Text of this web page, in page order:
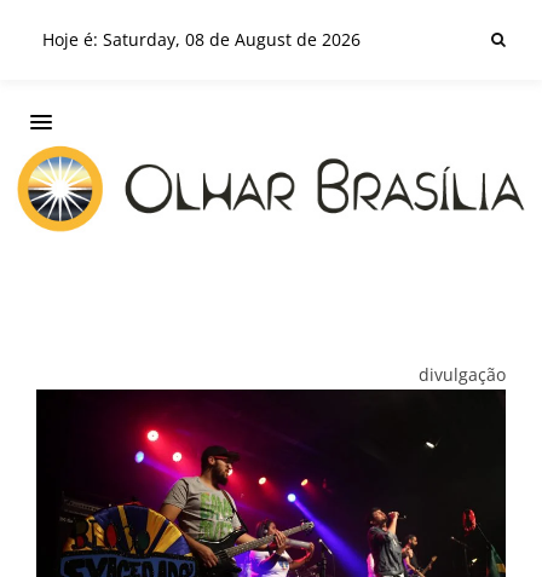
Hoje é: Saturday, 08 de August de 2026
divulgação